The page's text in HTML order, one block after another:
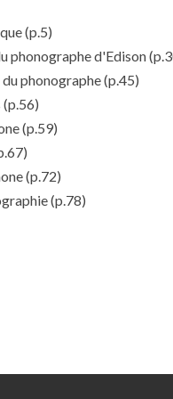
(p.5)
phonographe d'Edison
phonographe(p.45)
(p.56)
(p.59)
(p.72)
(p.78)